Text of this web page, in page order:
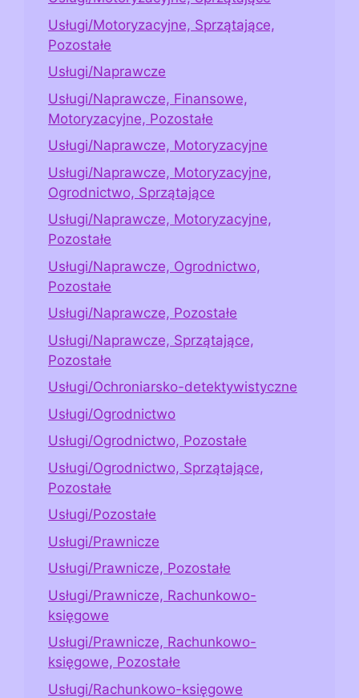
Usługi/Motoryzacyjne, Sprzątające,
Pozostałe
Usługi/Naprawcze
Usługi/Naprawcze, Finansowe,
Motoryzacyjne, Pozostałe
Usługi/Naprawcze, Motoryzacyjne
Usługi/Naprawcze, Motoryzacyjne,
Ogrodnictwo, Sprzątające
Usługi/Naprawcze, Motoryzacyjne,
Pozostałe
Usługi/Naprawcze, Ogrodnictwo,
Pozostałe
Usługi/Naprawcze, Pozostałe
Usługi/Naprawcze, Sprzątające,
Pozostałe
Usługi/Ochroniarsko-detektywistyczne
Usługi/Ogrodnictwo
Usługi/Ogrodnictwo, Pozostałe
Usługi/Ogrodnictwo, Sprzątające,
Pozostałe
Usługi/Pozostałe
Usługi/Prawnicze
Usługi/Prawnicze, Pozostałe
Usługi/Prawnicze, Rachunkowo-
księgowe
Usługi/Prawnicze, Rachunkowo-
księgowe, Pozostałe
Usługi/Rachunkowo-księgowe